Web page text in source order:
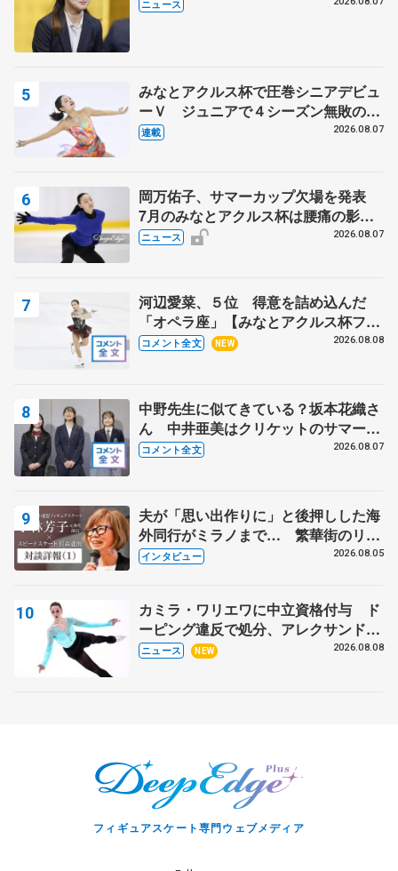
ニュース
みなとアクルス杯で圧巻シニアデビュ
ーＶ ジュニアで４シーズン無敗の島
田麻央
連載 2026.08.07
岡万佑子、サマーカップ欠場を発表
7月のみなとアクルス杯は腰痛の影響
で
ニュース 2026.08.07
河辺愛菜、５位 得意を詰め込んだ
「オペラ座」【みなとアクルス杯フリ
ー】
コメント全文 NEW 2026.08.08
中野先生に似てきている？坂本花織さ
ん 中井亜美はクリケットのサマーキ
ャンプに 島田麻央はたくさん試合に
コメント全文 2026.08.07
夫が「思い出作りに」と後押しした海
外同行がミラノまで… 繁華街のリン
クでは不良のお兄さんも味方に 小林
インタビュー 2026.08.05
カミラ・ワリエワに中立資格付与 ド
ーピング違反で処分、アレクサンド
ラ・イグナトワも
ニュース NEW 2026.08.08
フィギュアスケート専門ウェブメディア